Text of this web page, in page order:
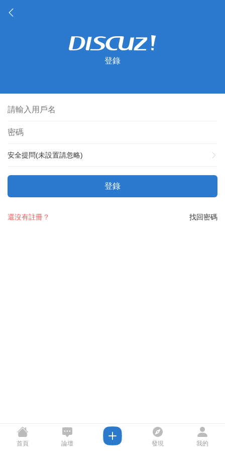
登錄
安全提問(未設置請忽略)
登錄
找回密碼
還沒有註冊？
首頁 論壇 發現 我的